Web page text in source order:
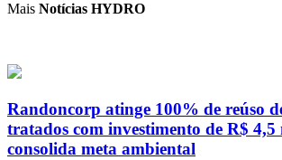
Mais Notícias HYDRO
Randoncorp atinge 100% de reúso
tratados com investimento de R$ 4,5
consolida meta ambiental